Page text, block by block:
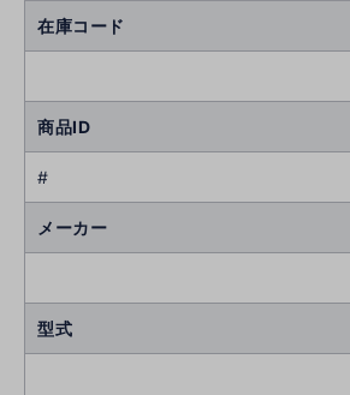
k
在庫コード
商品ID
#
メーカー
型式